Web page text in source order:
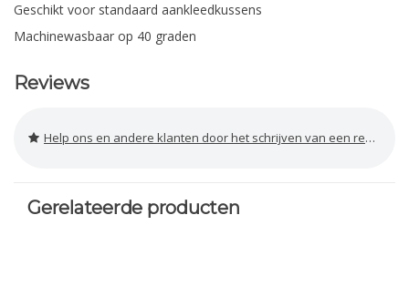
Geschikt voor standaard aankleedkussens
Machinewasbaar op 40 graden
Reviews
Help ons en andere klanten door het schrijven van een review
Gerelateerde producten